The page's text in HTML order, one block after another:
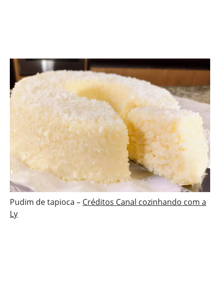
Pudim de tapioca – Créditos Canal cozinhando com a
Ly